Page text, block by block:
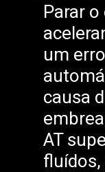
Parar
um
causa
AT
fluídos,